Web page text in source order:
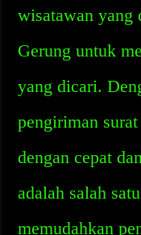
wisatawan yang
Gerung untuk
yang dicari.
pengiriman
dengan cepat
adalah salah
memudahkan